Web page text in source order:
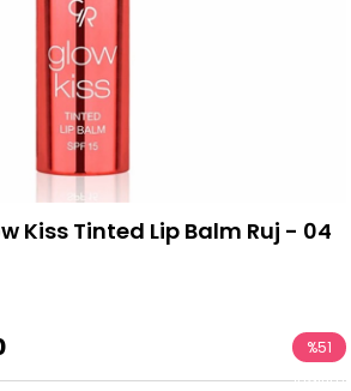
Kiss Tinted Lip Balm Ruj - 04
%51
İndirim